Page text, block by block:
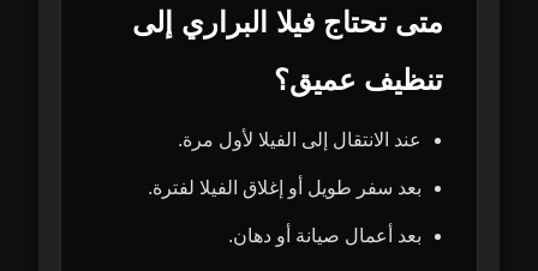
متى تحتاج فيلا البراري إلى
تنظيف عميق؟
عند الانتقال إلى الفيلا لأول مرة.
بعد سفر طويل أو إغلاق الفيلا لفترة.
بعد أعمال صيانة أو دهان.